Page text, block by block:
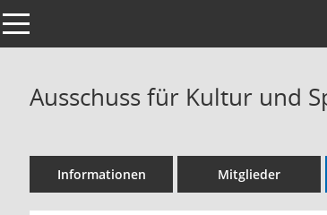
Toggle navigation
Ausschuss für Kultur und
Informationen Mitglieder